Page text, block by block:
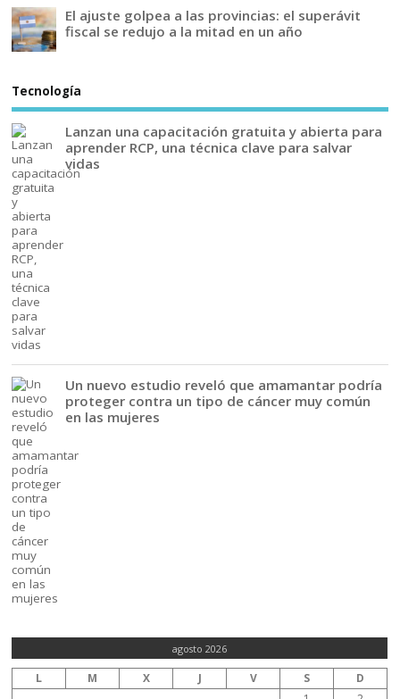
El ajuste golpea a las provincias: el superávit
fiscal se redujo a la mitad en un año
Tecnología
Lanzan una capacitación gratuita y abierta para
aprender RCP, una técnica clave para salvar
vidas
Un nuevo estudio reveló que amamantar podría
proteger contra un tipo de cáncer muy común
en las mujeres
agosto 2026
L M X J V S
D